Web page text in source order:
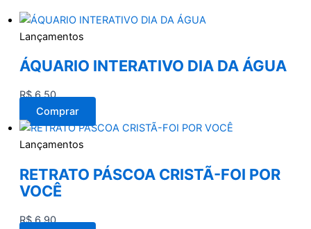
Lançamentos
ÁQUARIO INTERATIVO DIA DA ÁGUA
R$6,50
Comprar
Lançamentos
RETRATO PÁSCOA CRISTÃ-FOI POR
VOCÊ
R$6,90